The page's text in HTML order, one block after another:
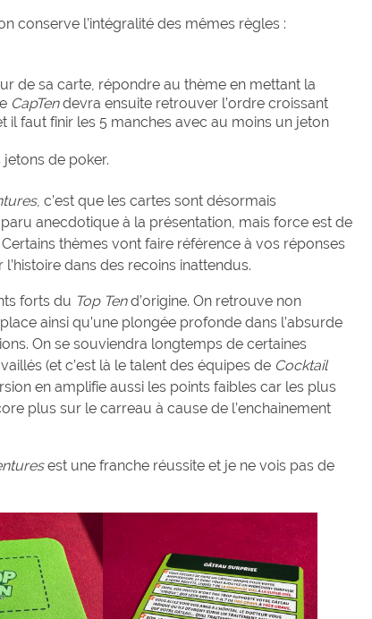
conserve l’intégralité des mêmes règles :
de sa carte, répondre au thème en mettant la
CapTendevra ensuite retrouver l’ordre croissant
faut finir les 5 manches avec au moins un jeton
de poker.
, c’est que les cartes sont désormais
anecdotique à la présentation, mais force est de
thèmes vont faire référence à vos réponses
dans des recoins inattendus.
forts du Top Tend’origine. On retrouve non
ainsi qu’une plongée profonde dans l’absurde
On se souviendra longtemps de certaines
(et c’est là le talent des équipes de Cocktail
en amplifie aussi les points faibles car les plus
plus sur le carreau à cause de l’enchainement
est une franche réussite et je ne vois pas de